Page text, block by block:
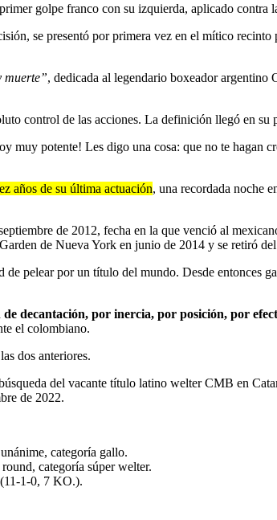
golpe franco con su izquierda, aplicado contra
se presentó por primera vez en el mítico recinto
muerte”, dedicada al legendario boxeador argentino
control de las acciones. La definición llegó en
muy potente! Les digo una cosa: que no te hagan
años de su última actuación, una recordada noche
de 2012, fecha en la que venció al
de Nueva York en junio de 2014 y se retiró
pelear por un título del mundo. Desde entonces
decantación, por inercia, por posición, por
el colombiano.
dos anteriores.
del vacante título latino welter CMB en
de 2022.
categoría gallo.
categoría súper welter.
1-0, 7 KO.).